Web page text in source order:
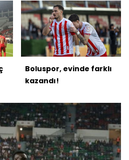
Boluspor, evinde farklı
kazandı!